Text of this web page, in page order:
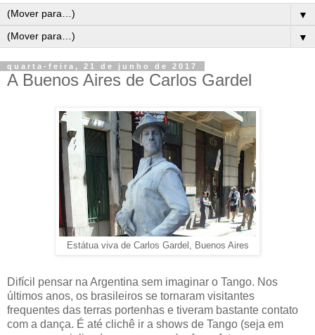
▼
▼
quarta-feira, 21 de junho de 2017
A Buenos Aires de Carlos Gardel
Estátua viva de Carlos Gardel, Buenos Aires
Difícil pensar na Argentina sem imaginar o Tango. Nos
últimos anos, os brasileiros se tornaram visitantes
frequentes das terras portenhas e tiveram bastante contato
com a dança. É até clichê ir a shows de Tango (seja em